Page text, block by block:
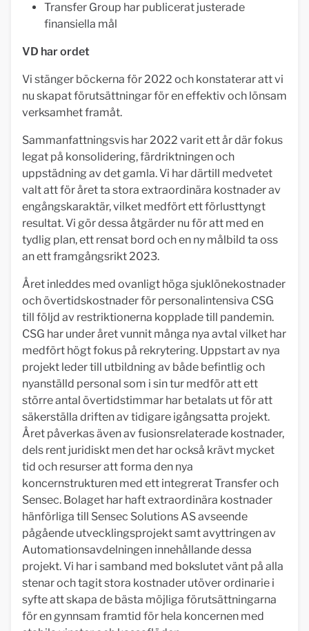
Transfer Group har publicerat justerade
finansiella mål
VD har ordet
Vi stänger böckerna för 2022 och konstaterar att vi
nu skapat förutsättningar för en effektiv och lönsam
verksamhet framåt.
Sammanfattningsvis har 2022 varit ett år där fokus
legat på konsolidering, färdriktningen och
uppstädning av det gamla. Vi har därtill medvetet
valt att för året ta stora extraordinära kostnader av
engångskaraktär, vilket medfört ett förlusttyngt
resultat. Vi gör dessa åtgärder nu för att med en
tydlig plan, ett rensat bord och en ny målbild ta oss
an ett framgångsrikt 2023.
Året inleddes med ovanligt höga sjuklönekostnader
och övertidskostnader för personalintensiva CSG
till följd av restriktionerna kopplade till pandemin.
CSG har under året vunnit många nya avtal vilket har
medfört högt fokus på rekrytering. Uppstart av nya
projekt leder till utbildning av både befintlig och
nyanställd personal som i sin tur medför att ett
större antal övertidstimmar har betalats ut för att
säkerställa driften av tidigare igångsatta projekt.
Året påverkas även av fusionsrelaterade kostnader,
dels rent juridiskt men det har också krävt mycket
tid och resurser att forma den nya
koncernstrukturen med ett integrerat Transfer och
Sensec. Bolaget har haft extraordinära kostnader
hänförliga till Sensec Solutions AS avseende
pågående utvecklingsprojekt samt avyttringen av
Automationsavdelningen innehållande dessa
projekt. Vi har i samband med bokslutet vänt på alla
stenar och tagit stora kostnader utöver ordinarie i
syfte att skapa de bästa möjliga förutsättningarna
för en gynnsam framtid för hela koncernen med